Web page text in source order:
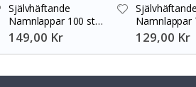
Självhäftande
Namnlappar 100 st
30x13 mm
149,00 Kr
Namnlappar
30x13 mm
129,00 Kr